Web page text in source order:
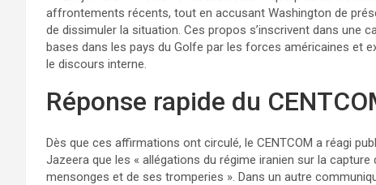
affrontements récents, tout en accusant Washington de
de dissimuler la situation. Ces propos s’inscrivent dans une
bases dans les pays du Golfe par les forces américaines et
le discours interne.
Réponse rapide du
Dès que ces affirmations ont circulé, le CENTCOM a réagi
Jazeera que les « allégations du régime iranien sur la
mensonges et de ses tromperies ». Dans un autre